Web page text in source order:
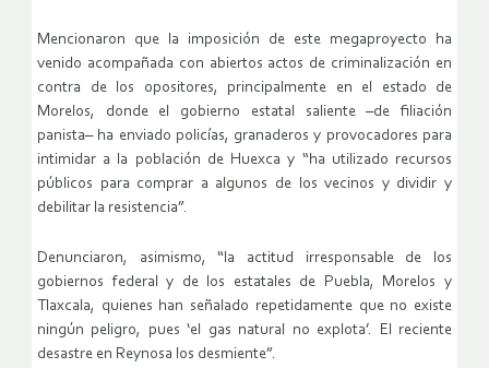
Mencionaron que la imposición de este megaproyecto ha
venido acompañada con abiertos actos de criminalización en
contra de los opositores, principalmente en el estado de
Morelos, donde el gobierno estatal saliente –de filiación
panista– ha enviado policías, granaderos y provocadores para
intimidar a la población de Huexca y “ha utilizado recursos
públicos para comprar a algunos de los vecinos y dividir y
debilitar la resistencia”.
Denunciaron, asimismo, “la actitud irresponsable de los
gobiernos federal y de los estatales de Puebla, Morelos y
Tlaxcala, quienes han señalado repetidamente que no existe
ningún peligro, pues ‘el gas natural no explota’. El reciente
desastre en Reynosa los desmiente”.